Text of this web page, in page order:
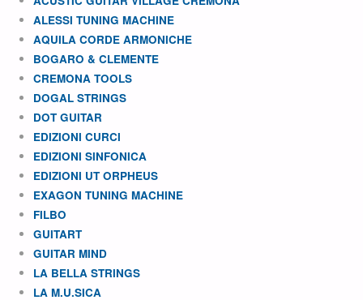
ALESSI TUNING MACHINE
AQUILA CORDE ARMONICHE
BOGARO & CLEMENTE
CREMONA TOOLS
DOGAL STRINGS
DOT GUITAR
EDIZIONI CURCI
EDIZIONI SINFONICA
EDIZIONI UT ORPHEUS
EXAGON TUNING MACHINE
FILBO
GUITART
GUITAR MIND
LA BELLA STRINGS
LA M.U.SICA